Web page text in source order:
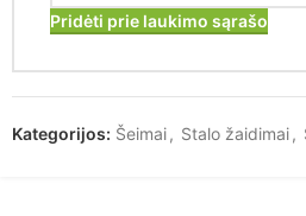
Pridėti prie laukimo sąrašo
Kategorijos: Šeimai, Stalo žaidimai,